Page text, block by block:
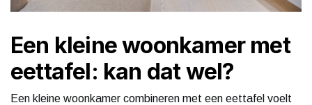
Een kleine woonkamer met
eettafel: kan dat wel?
Een kleine woonkamer combineren met een eettafel voelt